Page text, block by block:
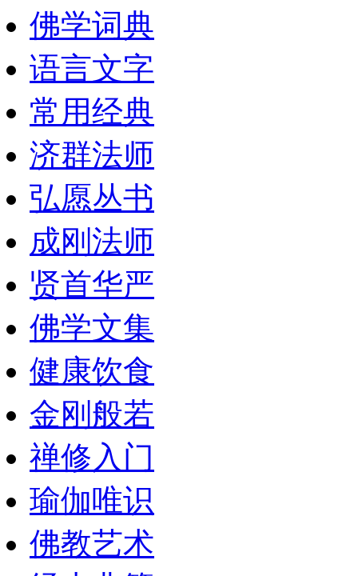
佛学词典
语言文字
常用经典
济群法师
弘愿丛书
成刚法师
贤首华严
佛学文集
健康饮食
金刚般若
禅修入门
瑜伽唯识
佛教艺术